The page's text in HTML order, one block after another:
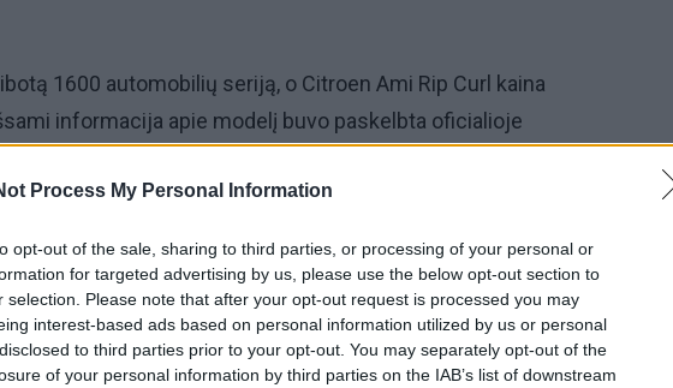
Process My Personal Information
opt-out of the sale, sharing to third parties, or processing of your personal or
for targeted advertising by us, please use the below opt-out section to
selection. Please note that after your opt-out request is processed you may
interest-based ads based on personal information utilized by us or personal
to third parties prior to your opt-out. You may separately opt-out of the
of your personal information by third parties on the IAB’s list of downstream
1600 automobilių seriją, o Citroen Ami Rip Curl kaina
informacija apie modelį buvo paskelbta oficialioje